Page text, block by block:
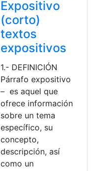
Expositivo
(corto)
textos
expositivos
1.- DEFINICIÓN
Párrafo expositivo
– es aquel que
ofrece información
sobre un tema
específico, su
concepto,
descripción, así
como un